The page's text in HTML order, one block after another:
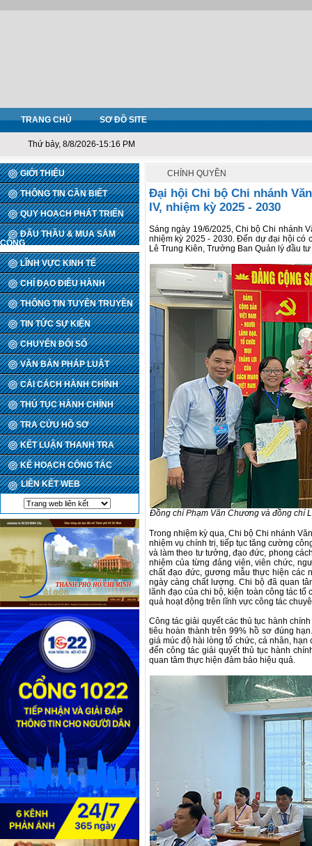
TRANG CHỦ SƠ ĐỒ SITE
Thứ bảy, 8/8/2026-15:16 PM
GIỚI THIỆU
THÔNG TIN CẦN BIẾT
QUY HOẠCH PHÁT TRIỂN
ĐẤU THẦU & MUA SẮM
CÔNG
LĨNH VỰC KINH TẾ
CHỈ ĐẠO ĐIỀU HÀNH
THÔNG TIN TUYÊN TRUYỀN
TIN TỨC SỰ KIỆN
CHUYỂN ĐỔI SỐ
VĂN BẢN PHÁP LUẬT
CẢI CÁCH HÀNH CHÍNH
THỦ TỤC HÀNH CHÍNH
TRA CỨU HỒ SƠ
KẾT LUẬN THANH TRA
KẾ HOẠCH CÔNG TÁC
LIÊN KẾT WEB
CHÍNH QUYỀN
Đại hội Chi bộ Chi nhánh
IV, nhiệm kỳ 2025 - 2030
Sáng ngày 19/6/2025, Chi bộ Chi nhánh
nhiệm kỳ 2025 - 2030. Đến dự đại hội có
Lê Trung Kiên, Trưởng Ban Quản lý đầu
Đồng chí Phạm Văn Chương và đồng chí
Trong nhiệm kỳ qua, Chi bộ Chi nhánh
nhiệm vụ chính trị, tiếp tục tăng cường
và làm theo tư tưởng, đạo đức, phong
nhiệm của từng đảng viên, viên chức,
chất đạo đức, gương mẫu thực hiện các
ngày càng chất lượng. Chi bộ đã quan
lãnh đạo của chi bộ, kiện toàn công tác
quả hoạt động trên lĩnh vực công tác
Công tác giải quyết các thủ tục hành
tiêu hoàn thành trên 99% hồ sơ đúng
giá múc độ hài lòng tổ chức, cá nhân,
đến công tác giải quyết thủ tục hành
quan tâm thực hiện đảm bảo hiệu quả.